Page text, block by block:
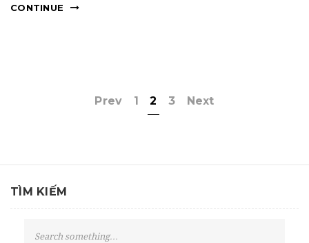
CONTINUE
Prev 1 2 3 Next
TÌM KIẾM